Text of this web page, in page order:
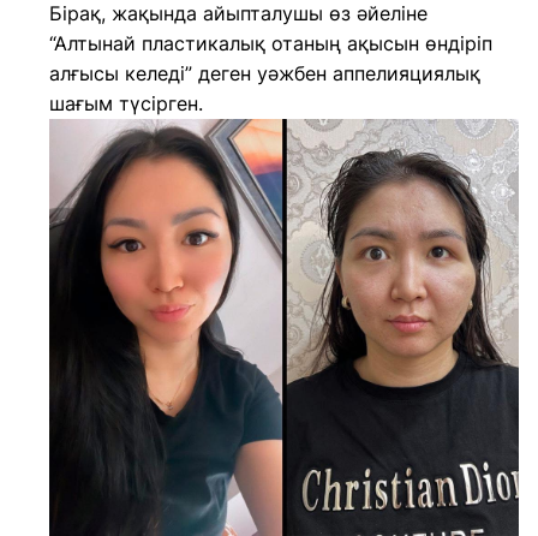
Бірақ, жақында айыпталушы өз әйеліне
“Алтынай пластикалық отаның ақысын өндіріп
алғысы келеді” деген уәжбен аппелияциялық
шағым түсірген.